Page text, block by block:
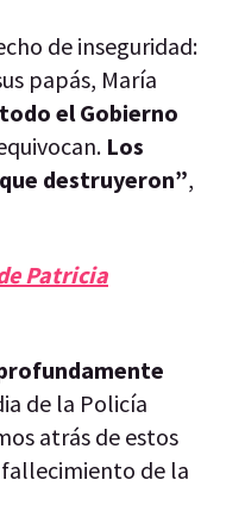
de inseguridad:
papás, María
el Gobierno
Los
destruyeron”,
Patricia
de la Policía
atrás de estos
de la